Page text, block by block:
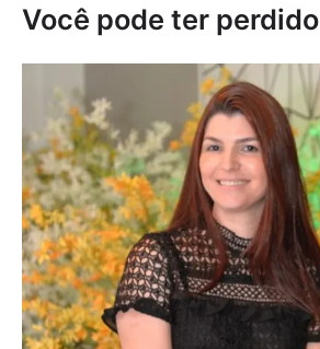
Você pode ter perdido